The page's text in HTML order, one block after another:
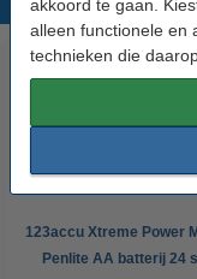
akkoord te gaan.
alleen functionele en
technieken die
123accu Xtreme Power
Penlite AA batterij 24